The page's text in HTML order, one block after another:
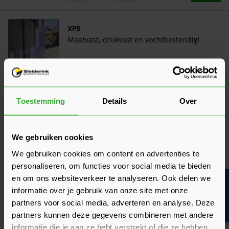
Toestemming Details Over
We gebruiken cookies
We gebruiken cookies om content en advertenties te
personaliseren, om functies voor social media te bieden
en om ons websiteverkeer te analyseren. Ook delen we
informatie over je gebruik van onze site met onze
partners voor social media, adverteren en analyse. Deze
partners kunnen deze gegevens combineren met andere
informatie die je aan ze hebt verstrekt of die ze hebben
XPS
Maatvast, drukvast en vochtbestendig!
Nu24,08
In
Hunebed - 105x65x50 mm
25,29 per zak